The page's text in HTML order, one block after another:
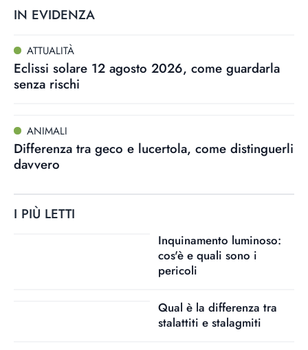
IN EVIDENZA
ATTUALITÀ
Eclissi solare 12 agosto 2026, come guardarla
senza rischi
ANIMALI
Differenza tra geco e lucertola, come distinguerli
davvero
I PIÙ LETTI
Inquinamento luminoso:
cos'è e quali sono i
pericoli
Qual è la differenza tra
stalattiti e stalagmiti